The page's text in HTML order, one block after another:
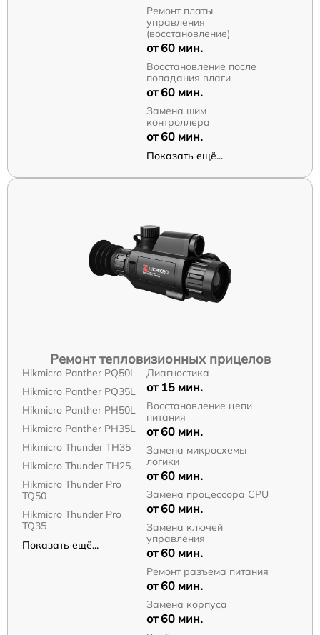
Ремонт платы
управления
(восстановление)
от 60 мин.
Восстановление после
попадания влаги
от 60 мин.
Замена шим
контроллера
от 60 мин.
Показать ещё...
Ремонт тепловизионных прицелов
Hikmicro Panther PQ50L
Hikmicro Panther PQ35L
Hikmicro Panther PH50L
Hikmicro Panther PH35L
Hikmicro Thunder TH35
Hikmicro Thunder TH25
Hikmicro Thunder Pro
TQ50
Hikmicro Thunder Pro
TQ35
Показать ещё...
Диагностика
от 15 мин.
Восстановление цепи
питания
от 60 мин.
Замена микросхемы
логики
от 60 мин.
Замена процессора CPU
от 60 мин.
Замена ключей
управления
от 60 мин.
Ремонт разъема питания
от 60 мин.
Замена корпуса
от 60 мин.